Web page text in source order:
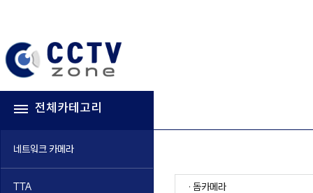
전체카테고리
네트워크 카메라
TTA · 돔카메라